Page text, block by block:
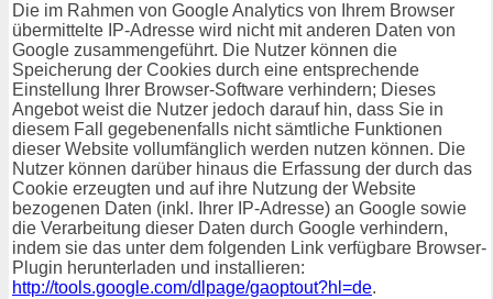
Die im Rahmen von Google Analytics von Ihrem Browser
übermittelte IP-Adresse wird nicht mit anderen Daten von
Google zusammengeführt. Die Nutzer können die
Speicherung der Cookies durch eine entsprechende
Einstellung Ihrer Browser-Software verhindern; Dieses
Angebot weist die Nutzer jedoch darauf hin, dass Sie in
diesem Fall gegebenenfalls nicht sämtliche Funktionen
dieser Website vollumfänglich werden nutzen können. Die
Nutzer können darüber hinaus die Erfassung der durch das
Cookie erzeugten und auf ihre Nutzung der Website
bezogenen Daten (inkl. Ihrer IP-Adresse) an Google sowie
die Verarbeitung dieser Daten durch Google verhindern,
indem sie das unter dem folgenden Link verfügbare Browser-
Plugin herunterladen und installieren:
http://tools.google.com/dlpage/gaoptout?hl=de.